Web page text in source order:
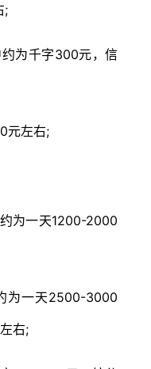
;
为千字300元，信
左右;
为一天1200-2000
一天2500-3000
右;